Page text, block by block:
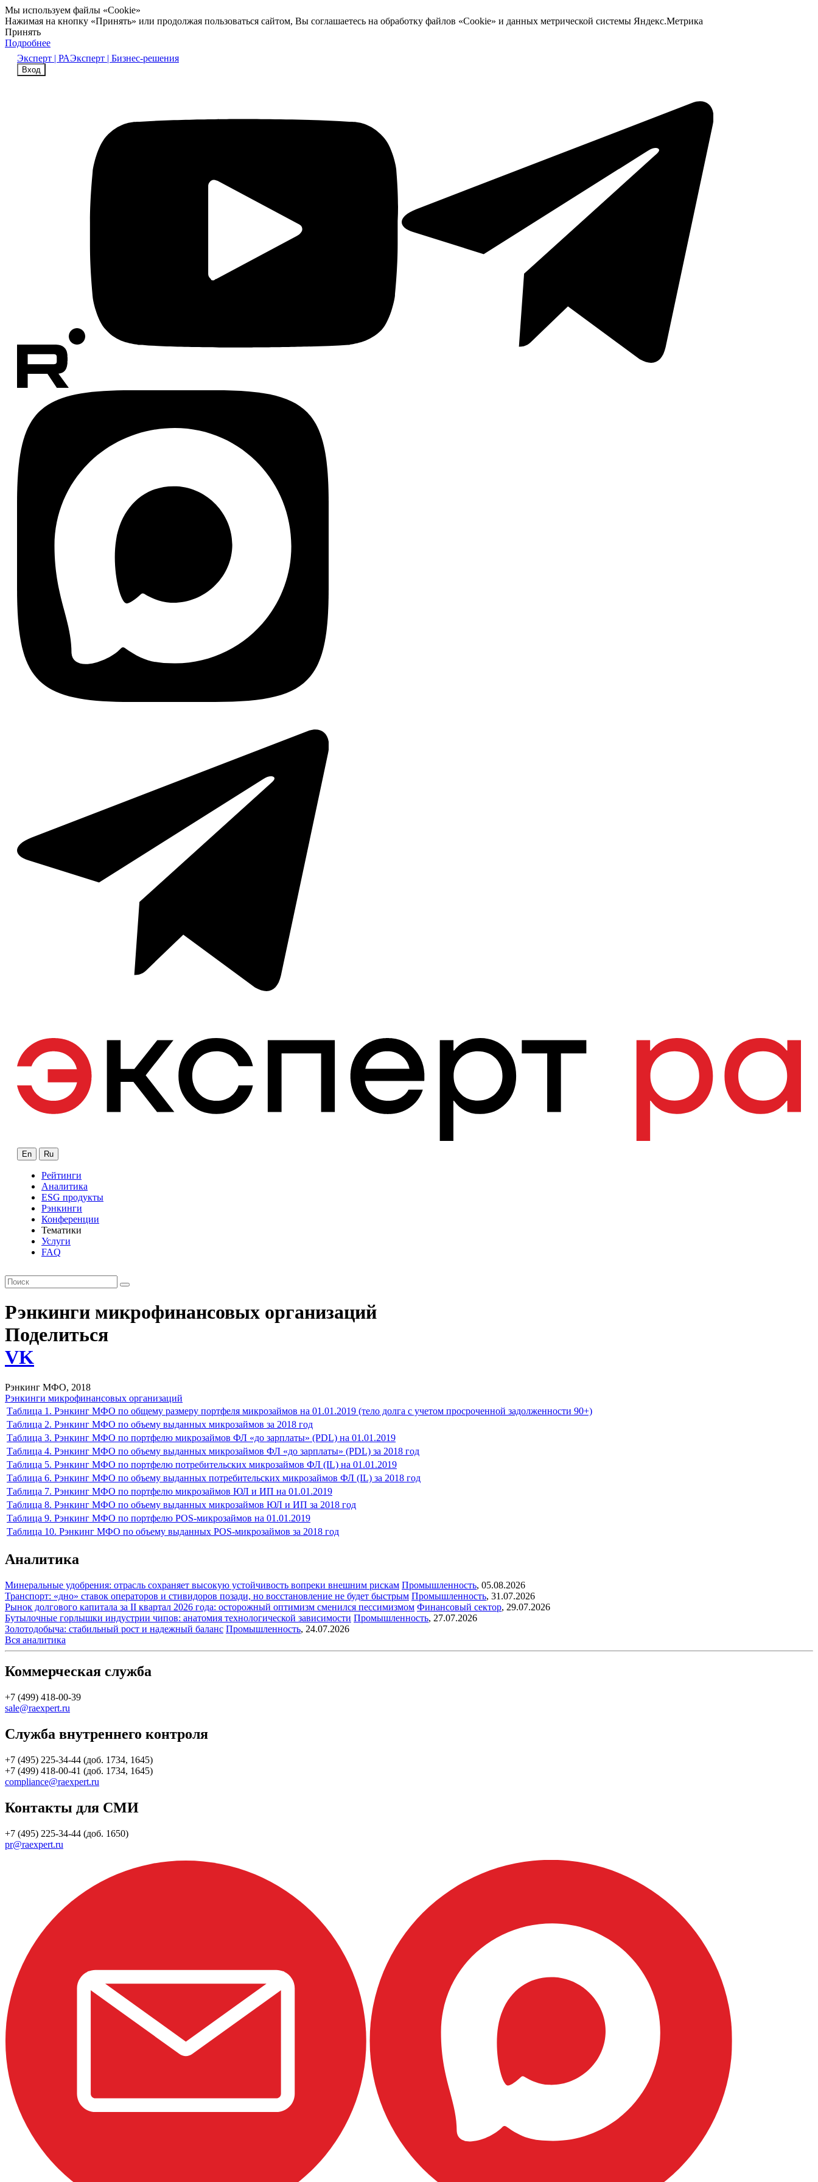
Мы используем файлы «Cookie»
Нажимая на кнопку «Принять» или продолжая пользоваться сайтом, Вы соглашаетесь на обработку файлов «Cookie» и данных метрической системы Яндекс.Метрика
Принять
Подробнее
Эксперт | РАЭксперт | Бизнес-решения
Вход
En Ru
Рейтинги
Аналитика
ESG продукты
Рэнкинги
Конференции
Тематики
Услуги
FAQ
Рэнкинги микрофинансовых организаций
Поделиться
VK
Рэнкинг МФО, 2018
Рэнкинги микрофинансовых организаций
Таблица 1. Рэнкинг МФО по общему размеру портфеля микрозаймов на 01.01.2019 (тело долга с учетом просроченной задолженности 90+)
Таблица 2. Рэнкинг МФО по объему выданных микрозаймов за 2018 год
Таблица 3. Рэнкинг МФО по портфелю микрозаймов ФЛ «до зарплаты» (PDL) на 01.01.2019
Таблица 4. Рэнкинг МФО по объему выданных микрозаймов ФЛ «до зарплаты» (PDL) за 2018 год
Таблица 5. Рэнкинг МФО по портфелю потребительских микрозаймов ФЛ (IL) на 01.01.2019
Таблица 6. Рэнкинг МФО по объему выданных потребительских микрозаймов ФЛ (IL) за 2018 год
Таблица 7. Рэнкинг МФО по портфелю микрозаймов ЮЛ и ИП на 01.01.2019
Таблица 8. Рэнкинг МФО по объему выданных микрозаймов ЮЛ и ИП за 2018 год
Таблица 9. Рэнкинг МФО по портфелю POS-микрозаймов на 01.01.2019
Таблица 10. Рэнкинг МФО по объему выданных POS-микрозаймов за 2018 год
Аналитика
Минеральные удобрения: отрасль сохраняет высокую устойчивость вопреки внешним рискам Промышленность, 05.08.2026
Транспорт: «дно» ставок операторов и стивидоров позади, но восстановление не будет быстрым Промышленность, 31.07.2026
Рынок долгового капитала за II квартал 2026 года: осторожный оптимизм сменился пессимизмом Финансовый сектор, 29.07.2026
Бутылочные горлышки индустрии чипов: анатомия технологической зависимости Промышленность, 27.07.2026
Золотодобыча: стабильный рост и надежный баланс Промышленность, 24.07.2026
Вся аналитика
Коммерческая служба
+7 (499) 418-00-39
sale@raexpert.ru
Служба внутреннего контроля
+7 (495) 225-34-44 (доб. 1734, 1645)
+7 (499) 418-00-41 (доб. 1734, 1645)
compliance@raexpert.ru
Контакты для СМИ
+7 (495) 225-34-44 (доб. 1650)
pr@raexpert.ru